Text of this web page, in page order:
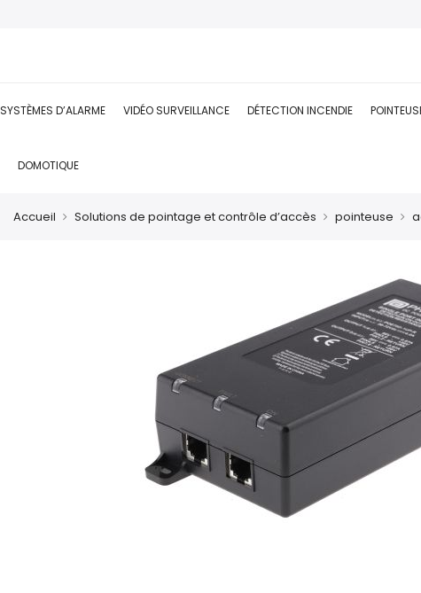
SYSTÈMES D’ALARME VIDÉO SURVEILLANCE DÉTECTION INCENDIE
DOMOTIQUE
Accueil Solutions de pointage et contrôle d’accès pointeuse